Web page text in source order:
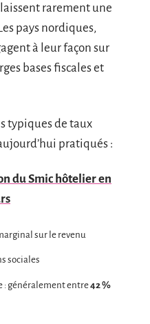
rarement une
pays nordiques,
à leur façon sur
bases fiscales et
typiques de taux
pratiqués :
du Smic hôtelier en
sur le revenu
sociales
: généralement entre42 %